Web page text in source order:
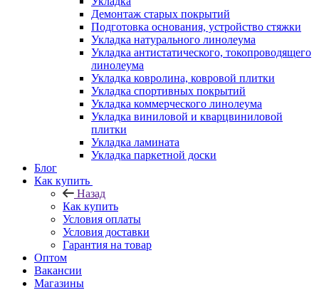
Демонтаж старых покрытий
Подготовка основания, устройство стяжки
Укладка натурального линолеума
Укладка антистатического, токопроводящего
линолеума
Укладка ковролина, ковровой плитки
Укладка спортивных покрытий
Укладка коммерческого линолеума
Укладка виниловой и кварцвиниловой
плитки
Укладка ламината
Укладка паркетной доски
Блог
Как купить
Назад
Как купить
Условия оплаты
Условия доставки
Гарантия на товар
Оптом
Вакансии
Магазины